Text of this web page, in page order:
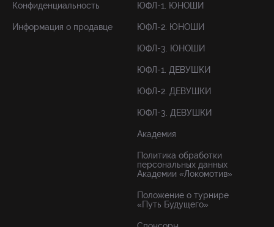
Конфиденциальность
Информация о продавце
ЮФЛ-1. ЮНОШИ
ЮФЛ-2. ЮНОШИ
ЮФЛ-3. ЮНОШИ
ЮФЛ-1. ДЕВУШКИ
ЮФЛ-2. ДЕВУШКИ
ЮФЛ-3. ДЕВУШКИ
Академия
Политика обработки
персональных данных
Академии «Локомотив»
Положение о турнире
«Путь Будущего»